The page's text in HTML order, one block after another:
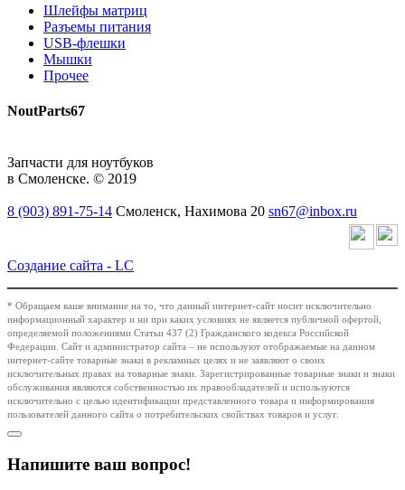
Шлейфы матриц
Разъемы питания
USB-флешки
Мышки
Прочее
NoutParts67
Запчасти для ноутбуков
в Смоленске. © 2019
8 (903) 891-75-14 Смоленск, Нахимова 20 sn67@inbox.ru
Создание сайта - LC
* Обращаем ваше внимание на то, что данный интернет-сайт носит исключительно
информационный характер и ни при каких условиях не является публичной офертой,
определяемой положениями Статьи 437 (2) Гражданского кодекса Российской
Федерации. Сайт и администратор сайта – не используют отображаемые на данном
интернет-сайте товарные знаки в рекламных целях и не заявляют о своих
исключительных правах на товарные знаки. Зарегистрированные товарные знаки и знаки
обслуживания являются собственностью их правообладателей и используются
исключительно с целью идентификации представленного товара и информирования
пользователей данного сайта о потребительских свойствах товаров и услуг.
Напишите ваш вопрос!